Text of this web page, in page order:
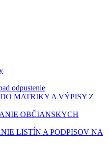
odpustenie
MATRIKY A VÝPISY Z
OBČIANSKYCH
LISTÍN A PODPISOV NA